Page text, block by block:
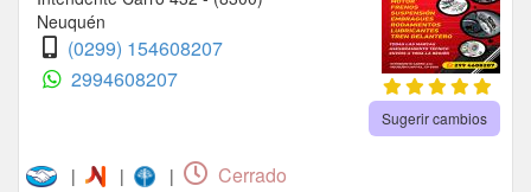
Neuquén
(0299) 154608207
2994608207
Sugerir cambios
| | | Cerrado